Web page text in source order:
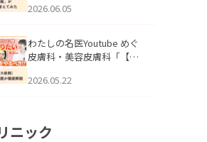
ッズの肌悩みに本気で答え
た。
2026.06.05
わたしの名医Youtube めぐ
皮膚科・美容皮膚科「【ヒ
用】ハイブリッド注入を美
2026.05.22
ニック